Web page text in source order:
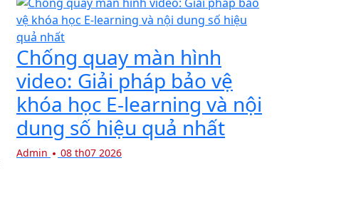
Chống quay màn hình
video: Giải pháp bảo vệ
khóa học E-learning và nội
dung số hiệu quả nhất
Admin 08 th07 2026